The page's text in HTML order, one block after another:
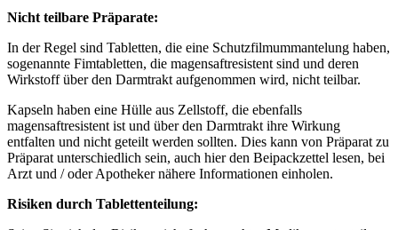
Nicht teilbare Präparate:
In der Regel sind Tabletten, die eine Schutzfilmummantelung haben,
sogenannte Fimtabletten, die magensaftresistent sind und deren
Wirkstoff über den Darmtrakt aufgenommen wird, nicht teilbar.
Kapseln haben eine Hülle aus Zellstoff, die ebenfalls
magensaftresistent ist und über den Darmtrakt ihre Wirkung
entfalten und nicht geteilt werden sollten. Dies kann von Präparat zu
Präparat unterschiedlich sein, auch hier den Beipackzettel lesen, bei
Arzt und / oder Apotheker nähere Informationen einholen.
Risiken durch Tablettenteilung: